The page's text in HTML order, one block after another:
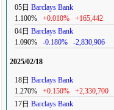
05日 Barclays Bank
1.100%
+0.010% +165,442
04日 Barclays Bank
1.090%
-0.180% -2,830,906
2025/02/18
18日 Barclays Bank
1.270%
+0.150% +2,330,700
17日 Barclays Bank